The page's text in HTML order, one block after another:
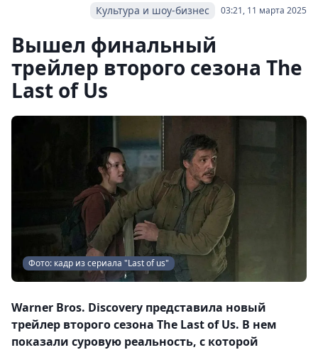
03:21, 11 марта 2025
Культура и шоу-бизнес
Вышел финальный
трейлер второго сезона The
Last of Us
Фото: кадр из сериала "Last of us"
Warner Bros. Discovery представила новый
трейлер второго сезона The Last of Us. В нем
показали суровую реальность, с которой